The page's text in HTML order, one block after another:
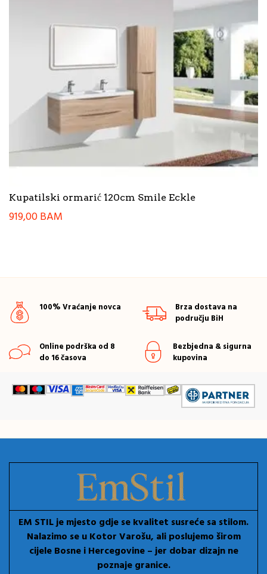
Kupatilski ormarić 120cm Smile Eckle
919,00BAM
100% Vraćanje novca
Brza dostava na
području BiH
Online podrška od 8
do 16 časova
Bezbjedna & sigurna
kupovina
EM STIL je mjesto gdje se kvalitet susreće sa stilom.
Nalazimo se u Kotor Varošu, ali poslujemo širom
cijele Bosne i Hercegovine – jer dobar dizajn ne
poznaje granice.